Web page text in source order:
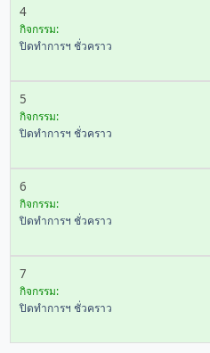
4
กิจกรรม:
ปิดทำการฯ ชั่วคราว
5
กิจกรรม:
ปิดทำการฯ ชั่วคราว
6
กิจกรรม:
ปิดทำการฯ ชั่วคราว
7
กิจกรรม:
ปิดทำการฯ ชั่วคราว